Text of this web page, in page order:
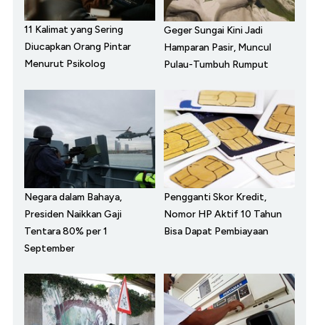
11 Kalimat yang Sering
Diucapkan Orang Pintar
Menurut Psikolog
Geger Sungai Kini Jadi
Hamparan Pasir, Muncul
Pulau-Tumbuh Rumput
Negara dalam Bahaya,
Presiden Naikkan Gaji
Tentara 80% per 1
September
Pengganti Skor Kredit,
Nomor HP Aktif 10 Tahun
Bisa Dapat Pembiayaan